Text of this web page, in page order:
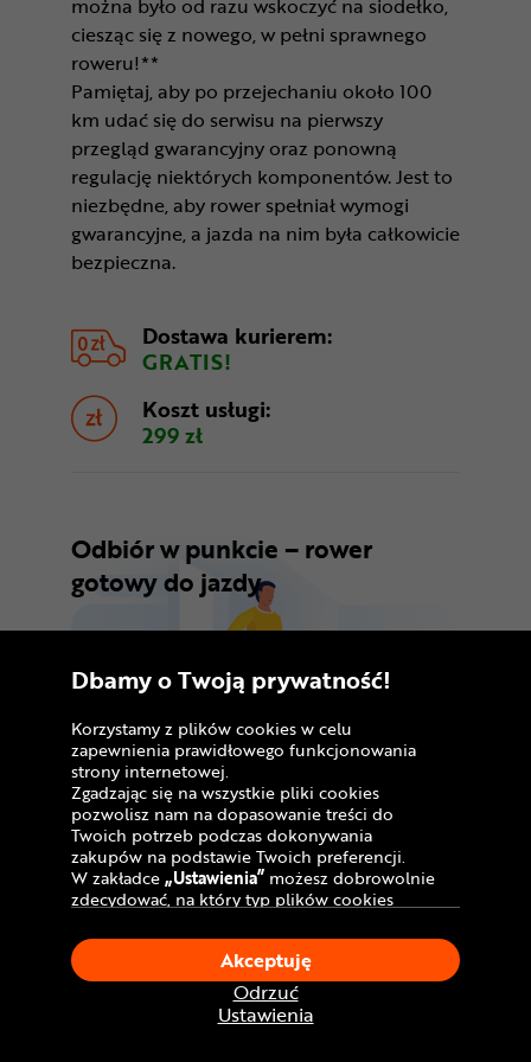
ciesząc się z nowego, w pełni sprawnego
roweru!**
Pamiętaj, aby po przejechaniu około 100
km udać się do serwisu na pierwszy
przegląd gwarancyjny oraz ponowną
regulację niektórych komponentów. Jest to
niezbędne, aby rower spełniał wymogi
gwarancyjne, a jazda na nim była całkowicie
bezpieczna.
Dostawa kurierem:
GRATIS!
Koszt usługi:
299 zł
Odbiór w punkcie – rower
gotowy do jazdy
Wybierzdarmową dostawęroweru do
najwygodniejszego dla Ciebie punktu
odbioru. W wybranym serwisie zostanie on
złożony i przygotowany do jazdy*/**. Koszt
usługi klient ustala z serwisem, w którym
dokonuje płatności przy okazji odbioru
Dbamy o Twoją prywatność!
Korzystamy z plików cookies w celu
zapewnienia prawidłowego funkcjonowania
strony internetowej.
Zgadzając się na wszystkie pliki cookies
pozwolisz nam na dopasowanie treści do
Twoich potrzeb podczas dokonywania
zakupów na podstawie Twoich preferencji.
W zakładce„Ustawienia” możesz dobrowolnie
zdecydować, na który typ plików cookies
Klikając„Akceptuję”, wyrażasz zgodę na
stosowanie ciasteczek zgodnie z ustawieniami
Twojej przeglądarki.
W dowolnym momencie, możesz dokonać
zmiany swojego wyboru klikając opcję
Ustawienia
Odrzuć
Akceptuję